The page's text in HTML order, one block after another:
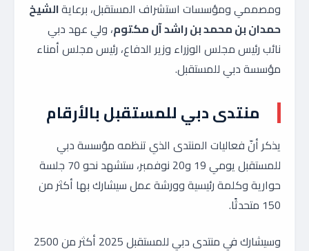
ومصممي ومؤسسات استشراف المستقبل، برعايةالشيخ
حمدان بن محمد بن راشد آل مكتوم، ولي عهد دبي
نائب رئيس مجلس الوزراء وزير الدفاع، رئيس مجلس أمناء
مؤسسة دبي للمستقبل.
منتدى دبي للمستقبل بالأرقام
يذكر أنّ فعاليات المنتدى الذي تنظمه مؤسسة دبي
للمستقبل يومي 19 و20 نوفمبر، ستشهد نحو 70 جلسة
حوارية وكلمة رئيسية وورشة عمل سيشارك بها أكثر من
150 متحدثًا.
وسيشارك في منتدى دبي للمستقبل 2025 أكثر من 2500